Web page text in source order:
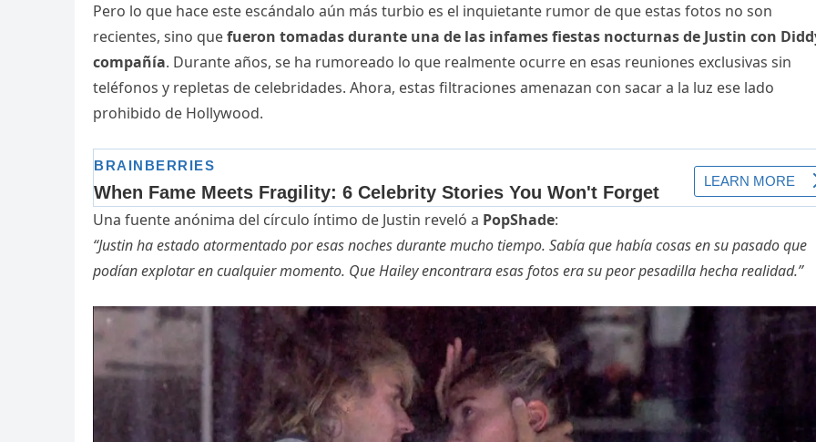
Pero lo que hace este escándalo aún más turbio es el inquietante rumor de que estas fotos no son
recientes, sino quefueron tomadas durante una de las infames fiestas nocturnas de Justin con
compañía. Durante años, se ha rumoreado lo que realmente ocurre en esas reuniones exclusivas sin
teléfonos y repletas de celebridades. Ahora, estas filtraciones amenazan con sacar a la luz ese lado
prohibido de Hollywood.
Una fuente anónima del círculo íntimo de Justin reveló a PopShade:
“Justin ha estado atormentado por esas noches durante mucho tiempo. Sabía que había cosas en su pasado que
podían explotar en cualquier momento. Que Hailey encontrara esas fotos era su peor pesadilla hecha realidad.”